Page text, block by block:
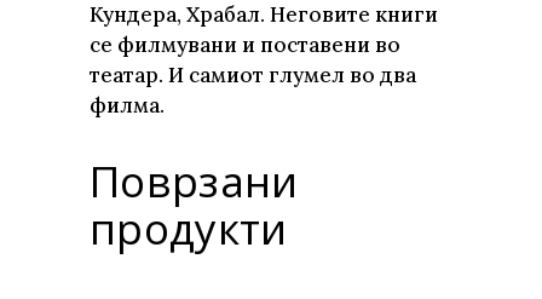
Кундера, Храбал. Неговите книги
се филмувани и поставени во
театар. И самиот глумел во два
филма.
Поврзани
продукти